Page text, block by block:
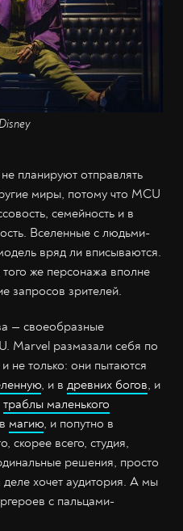
планируют отправлять
миры, потому что MCU
семейность и в
Вселенные с людьми-
вряд ли вписываются.
же персонажа вполне
запросов зрителей.
— своеобразные
Marvel размазали себя по
не только: они пытаются
, и в древних богов, и
траблы маленького
магию, и попутно в
скорее всего, студия,
решения, просто
хочет аудитория. А мы
с пальцами-